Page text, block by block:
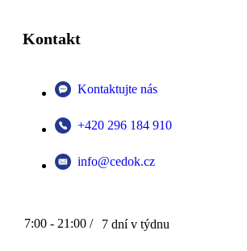
Kontakt
Kontaktujte nás
+420 296 184 910
info@cedok.cz
7:00 - 21:00 / 7 dní v týdnu